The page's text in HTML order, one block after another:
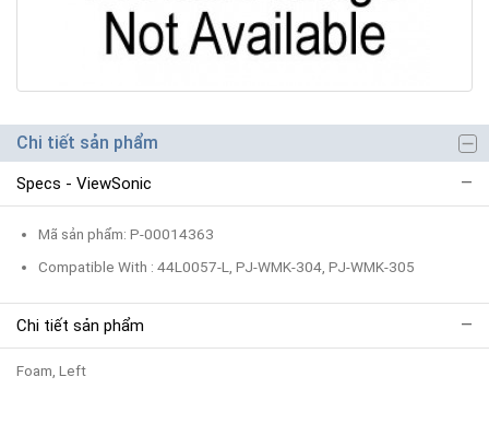
Chi tiết sản phẩm
Specs - ViewSonic
Mã sản phẩm: P-00014363
Compatible With : 44L0057-L, PJ-WMK-304, PJ-WMK-305
Chi tiết sản phẩm
Foam, Left